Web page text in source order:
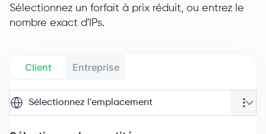
Sélectionnez un forfait à prix réduit, ou entrez le
nombre exact d'IPs.
Client Entreprise
Sélectionnez l'emplacement